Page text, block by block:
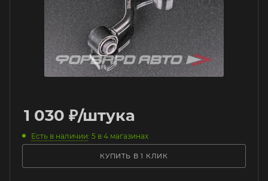
1 030 ₽/штука
Есть в наличии: 5 в 4 магазинах
КУПИТЬ В 1 КЛИК